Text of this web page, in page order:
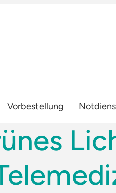
Vorbestellung